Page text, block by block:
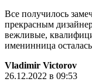
Все получилось
прекрасным
вежливые,
именинница
Vladimir Victorov
26.12.2022 в 09:53